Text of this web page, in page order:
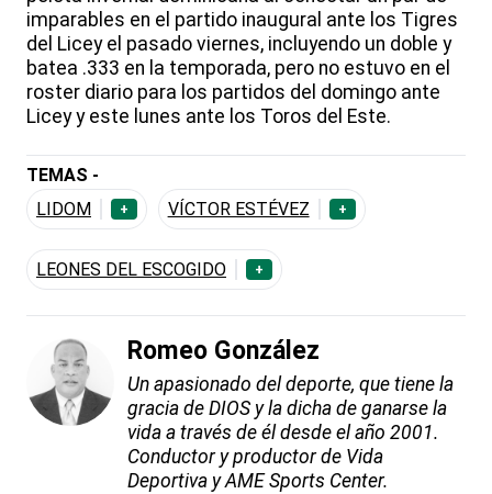
imparables en el partido inaugural ante los Tigres
del Licey el pasado viernes, incluyendo un doble y
batea .333 en la temporada, pero no estuvo en el
roster diario para los partidos del domingo ante
Licey y este lunes ante los Toros del Este.
TEMAS -
LIDOM
+ VÍCTOR ESTÉVEZ +
LEONES DEL ESCOGIDO +
Romeo González
Un apasionado del deporte, que tiene la
gracia de DIOS y la dicha de ganarse la
vida a través de él desde el año 2001.
Conductor y productor de Vida
Deportiva y AME Sports Center.